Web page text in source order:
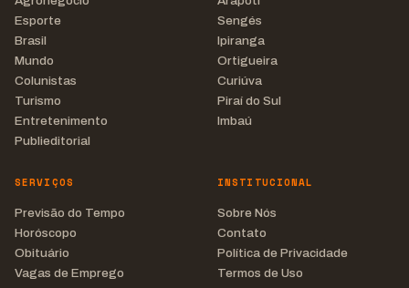
Esporte
Brasil
Mundo
Colunistas
Turismo
Entretenimento
Publieditorial
Sengés
Ipiranga
Ortigueira
Curiúva
Piraí do Sul
Imbaú
SERVIÇOS
Previsão do Tempo
Horóscopo
Obituário
Vagas de Emprego
INSTITUCIONAL
Sobre Nós
Contato
Política de Privacidade
Termos de Uso